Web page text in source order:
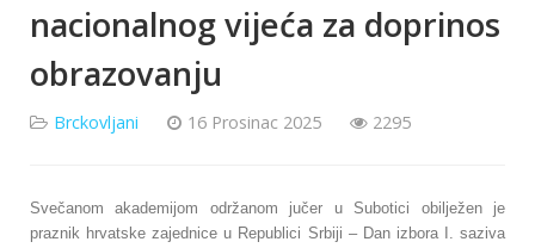
nacionalnog vijeća za doprinos
obrazovanju
Brckovljani 16 Prosinac 2025 2295
Svečanom akademijom održanom jučer u Subotici obilježen je
praznik hrvatske zajednice u Republici Srbiji – Dan izbora I. saziva